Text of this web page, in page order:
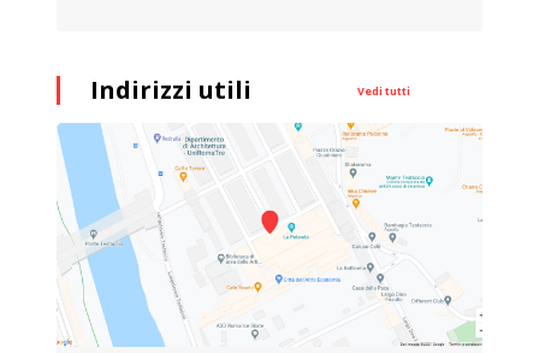
Indirizzi utili Vedi tutti